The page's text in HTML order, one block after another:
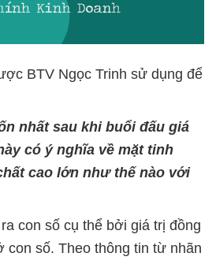
BTV Ngọc Trinh sử dụng để
nhất sau khi buổi đấu giá
có ý nghĩa về mặt tinh
cao lớn như thế nào với
con số cụ thể bởi giá trị đồng
con số. Theo thông tin từ nhãn